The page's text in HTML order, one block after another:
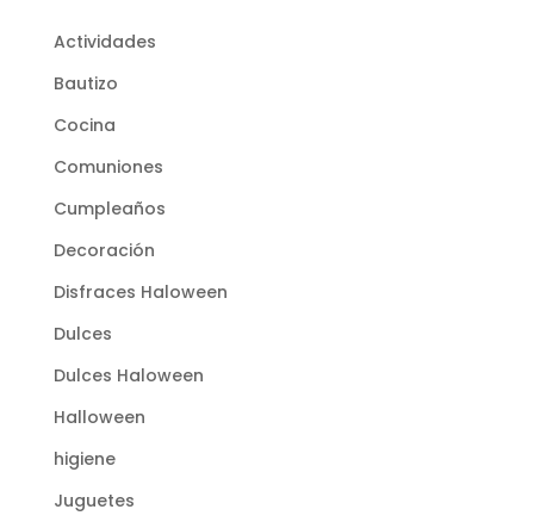
Actividades
Bautizo
Cocina
Comuniones
Cumpleaños
Decoración
Disfraces Haloween
Dulces
Dulces Haloween
Halloween
higiene
Juguetes